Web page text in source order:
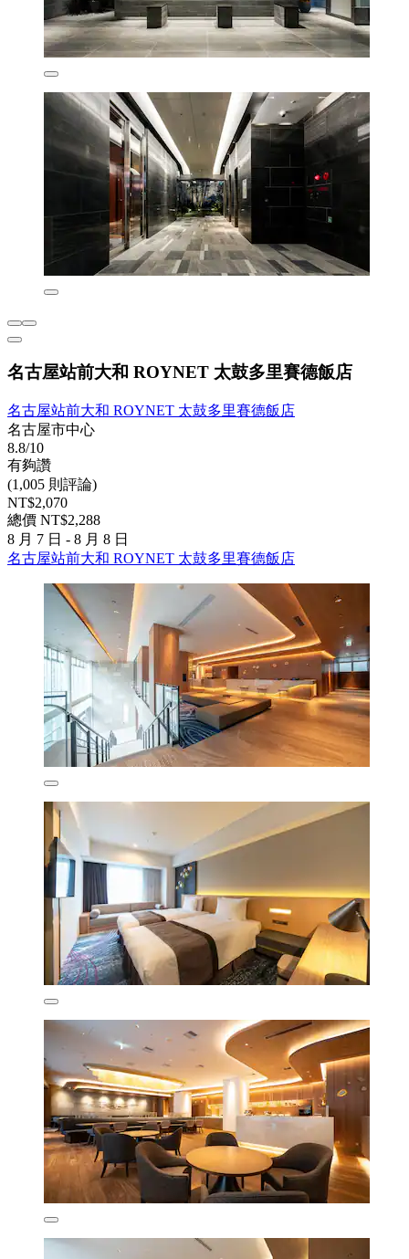
名古屋站前大和 ROYNET 太鼓多里賽德飯店
名古屋站前大和 ROYNET 太鼓多里賽德飯店
名古屋市中心
8.8/10
有夠讚
(1,005 則評論)
NT$2,070
總價 NT$2,288
8 月 7 日 - 8 月 8 日
名古屋站前大和 ROYNET 太鼓多里賽德飯店